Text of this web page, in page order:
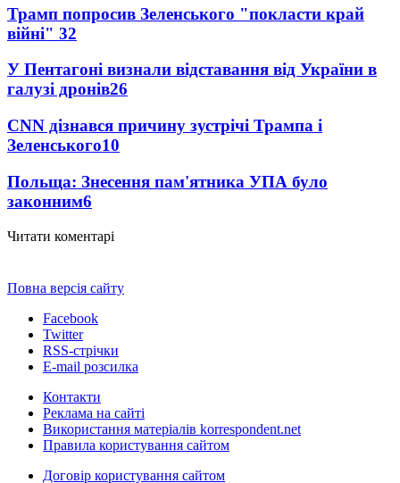
Трамп попросив Зеленського "покласти край
війні" 32
У Пентагоні визнали відставання від України в
галузі дронів26
CNN дізнався причину зустрічі Трампа і
Зеленського10
Польща: Знесення пам'ятника УПА було
законним6
Читати коментарі
Повна версія сайту
Facebook
Twitter
RSS-стрічки
E-mail розсилка
Контакти
Реклама на сайті
Використання матеріалів korrespondent.net
Правила користування сайтом
Договір користування сайтом